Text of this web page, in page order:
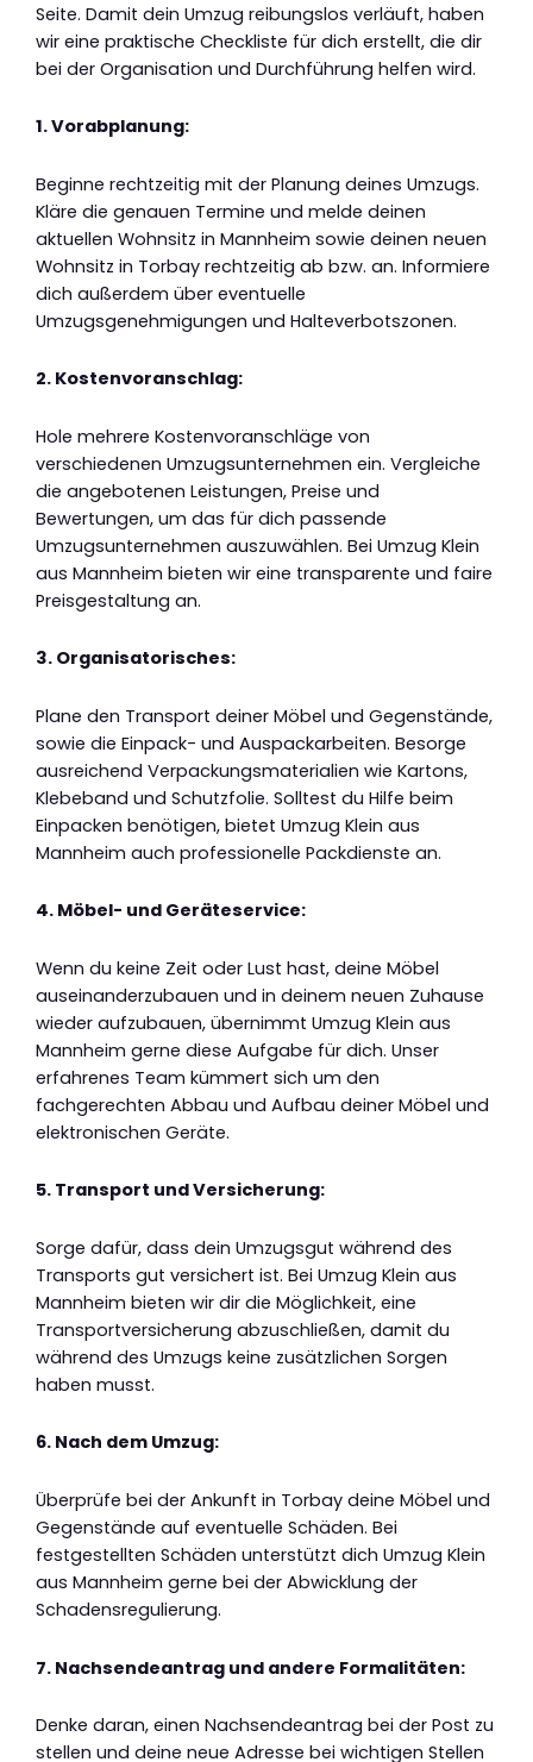
Seite. Damit dein Umzug reibungslos verläuft, haben
wir eine praktische Checkliste für dich erstellt, die dir
bei der Organisation und Durchführung helfen wird.
1. Vorabplanung:
Beginne rechtzeitig mit der Planung deines Umzugs.
Kläre die genauen Termine und melde deinen
aktuellen Wohnsitz in Mannheim sowie deinen neuen
Wohnsitz in Torbay rechtzeitig ab bzw. an. Informiere
dich außerdem über eventuelle
Umzugsgenehmigungen und Halteverbotszonen.
2. Kostenvoranschlag:
Hole mehrere Kostenvoranschläge von
verschiedenen Umzugsunternehmen ein. Vergleiche
die angebotenen Leistungen, Preise und
Bewertungen, um das für dich passende
Umzugsunternehmen auszuwählen. Bei Umzug Klein
aus Mannheim bieten wir eine transparente und faire
Preisgestaltung an.
3. Organisatorisches:
Plane den Transport deiner Möbel und Gegenstände,
sowie die Einpack- und Auspackarbeiten. Besorge
ausreichend Verpackungsmaterialien wie Kartons,
Klebeband und Schutzfolie. Solltest du Hilfe beim
Einpacken benötigen, bietet Umzug Klein aus
Mannheim auch professionelle Packdienste an.
4. Möbel- und Geräteservice:
Wenn du keine Zeit oder Lust hast, deine Möbel
auseinanderzubauen und in deinem neuen Zuhause
wieder aufzubauen, übernimmt Umzug Klein aus
Mannheim gerne diese Aufgabe für dich. Unser
erfahrenes Team kümmert sich um den
fachgerechten Abbau und Aufbau deiner Möbel und
elektronischen Geräte.
5. Transport und Versicherung:
Sorge dafür, dass dein Umzugsgut während des
Transports gut versichert ist. Bei Umzug Klein aus
Mannheim bieten wir dir die Möglichkeit, eine
Transportversicherung abzuschließen, damit du
während des Umzugs keine zusätzlichen Sorgen
haben musst.
6. Nach dem Umzug:
Überprüfe bei der Ankunft in Torbay deine Möbel und
Gegenstände auf eventuelle Schäden. Bei
festgestellten Schäden unterstützt dich Umzug Klein
aus Mannheim gerne bei der Abwicklung der
Schadensregulierung.
7. Nachsendeantrag und andere Formalitäten:
Denke daran, einen Nachsendeantrag bei der Post zu
stellen und deine neue Adresse bei wichtigen Stellen